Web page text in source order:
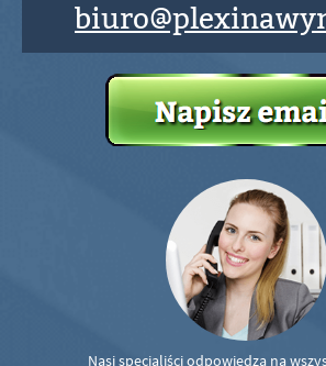
Nasi specjaliści odpowiedzą na